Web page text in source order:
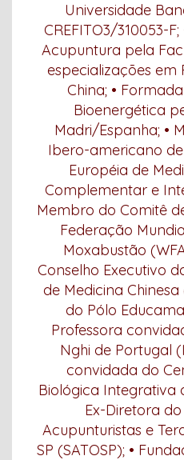
Universidade
CREFITO3/310053-
Acupuntura pela
especializações em
China; •
Bioenergética
Madri/Espanha; •
Ibero-americano
Européia de
Complementar e
Membro do Comitê
Federação
Moxabustão
Conselho Executivo
de Medicina Chinesa
do Pólo
Professora
Nghi de Portugal
convidada do
Biológica Integrativa
Ex-Diretora
Acupunturistas e
SP (SATOSP); •